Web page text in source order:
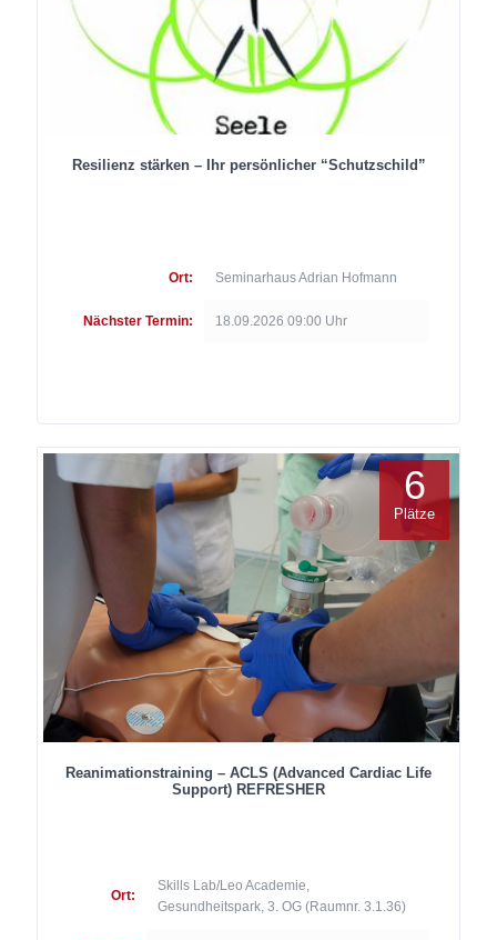
Resilienz stärken – Ihr persönlicher “Schutzschild”
Ort: Seminarhaus Adrian Hofmann
Nächster Termin: 18.09.2026 09:00 Uhr
Reanimationstraining – ACLS (Advanced Cardiac Life
Support) REFRESHER
Ort:
Skills Lab/Leo Academie,
Gesundheitspark, 3. OG (Raumnr. 3.1.36)
6
Plätze